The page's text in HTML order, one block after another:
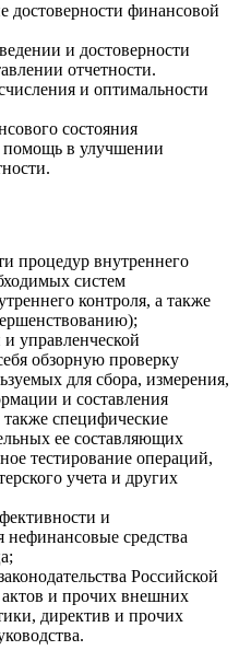
достоверности финансовой
и достоверности
отчетности.
и оптимальности
состояния
помощь в улучшении
процедур внутреннего
систем
контроля, а также
управленческой
обзорную проверку
для сбора, измерения,
и составления
также специфические
ее составляющих
тестирование операций,
учета и других
и
нефинансовые средства
Российской
и прочих внешних
директив и прочих